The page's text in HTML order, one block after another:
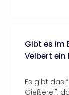
Gibt es im
Velbert
Es gibt das
Gießerei",